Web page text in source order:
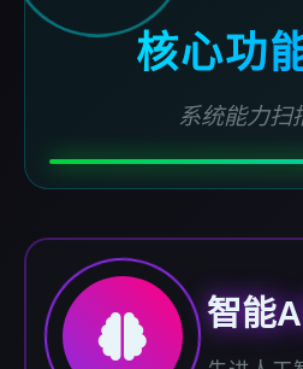
核心功
系统能力扫
智能